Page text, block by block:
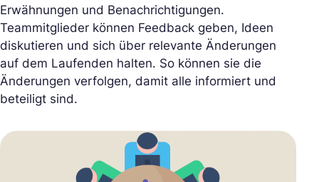
Erwähnungen und Benachrichtigungen.
Teammitglieder können Feedback geben, Ideen
diskutieren und sich über relevante Änderungen
auf dem Laufenden halten. So können sie die
Änderungen verfolgen, damit alle informiert und
beteiligt sind.